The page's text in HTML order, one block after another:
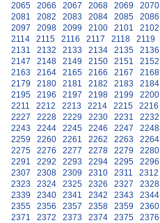
2065
2066 2067 2068 2069 2070
2081
2082 2083 2084 2085 2086
2097
2098 2099 2100 2101 2102
2114
2115 2116 2117 2118 2119
2131
2132 2133 2134 2135 2136
2147
2148 2149 2150 2151 2152
2163
2164 2165 2166 2167 2168
2179
2180 2181 2182 2183 2184
2195
2196 2197 2198 2199 2200
2211
2212 2213 2214 2215 2216
2227
2228 2229 2230 2231 2232
2243
2244 2245 2246 2247 2248
2259
2260 2261 2262 2263 2264
2275
2276 2277 2278 2279 2280
2291
2292 2293 2294 2295 2296
2307
2308 2309 2310 2311 2312
2323
2324 2325 2326 2327 2328
2339
2340 2341 2342 2343 2344
2355
2356 2357 2358 2359 2360
2371
2372 2373 2374 2375 2376